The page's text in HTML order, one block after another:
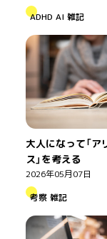
ADHD AI 雑記
大人になって「ア
ス」を考える
2026年05月07日
考察 雑記